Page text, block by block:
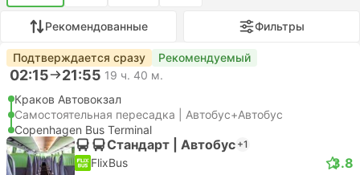
Рекомендованные Фильтры
Подтверждается сразу Рекомендуемый
02:15 21:55 19 ч. 40 м.
Краков Автовокзал
Самостоятельная пересадка | Автобус+Автобус
Copenhagen Bus Terminal
Стандарт | Автобус +1
FlixBus 3.8